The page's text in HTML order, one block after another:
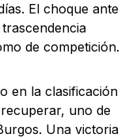
El choque ante
de competición.
en la clasificación
uno de
Una victoria